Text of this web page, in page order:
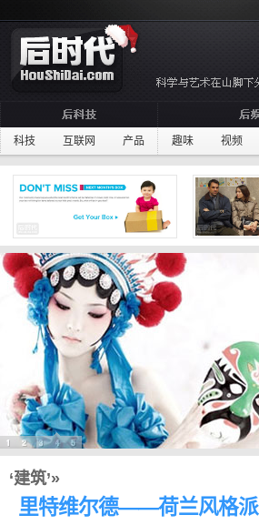
科技 互联网 产品 趣味 视频
‘建筑’»
里特维尔德——荷兰风格